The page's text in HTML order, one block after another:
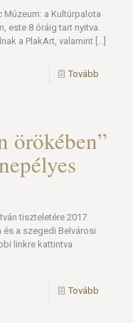
Múzeum: a Kultúrpalota
este 8 óráig tart nyitva.
a PlakArt, valamint […]
Tovább
örökében”
tiszteletére 2017.
és a szegedi Belvárosi
linkre kattintva
Tovább